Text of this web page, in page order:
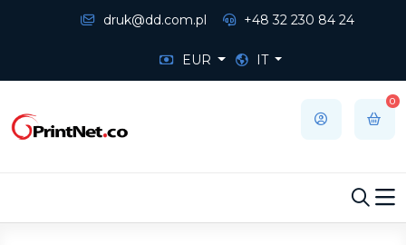
druk@dd.com.pl +48 32 230 84 24
EUR IT
0